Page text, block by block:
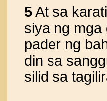
5At sa
siya ng mga
pader ng
din sa
silid sa